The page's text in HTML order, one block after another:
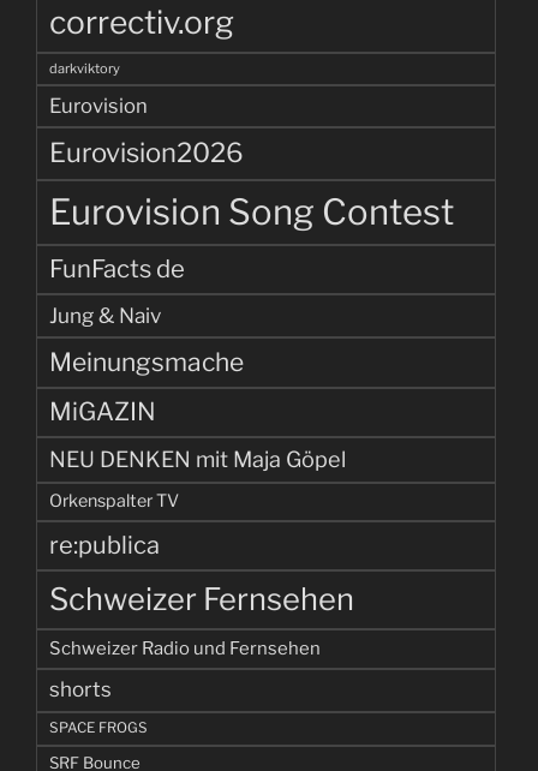
correctiv.org
darkviktory
Eurovision
Eurovision2026
Eurovision Song Contest
FunFacts de
Jung & Naiv
Meinungsmache
MiGAZIN
NEU DENKEN mit Maja Göpel
Orkenspalter TV
re:publica
Schweizer Fernsehen
Schweizer Radio und Fernsehen
shorts
SPACE FROGS
SRF Bounce